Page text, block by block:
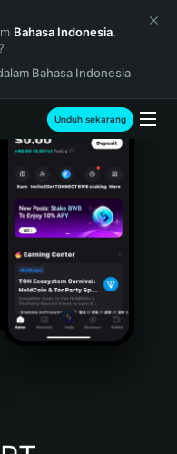
Bahasa Indonesia.
Bahasa Indonesia
Unduh sekarang